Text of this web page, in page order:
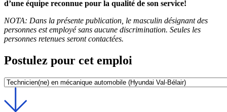
d’une équipe reconnue pour la qualité de son service!
NOTA: Dans la présente publication, le masculin désignant des
personnes est employé sans aucune discrimination. Seules les
personnes retenues seront contactées.
Postulez pour cet emploi